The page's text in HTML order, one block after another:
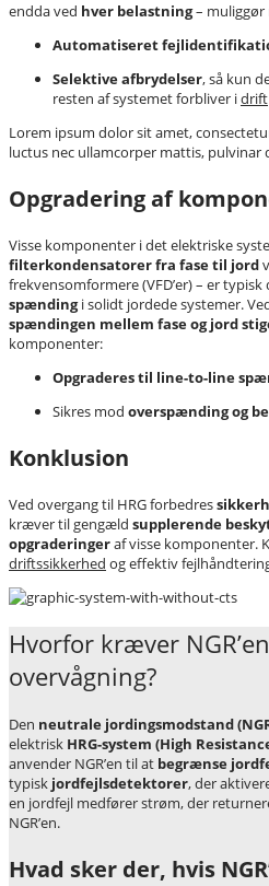
endda ved hver belastning– muliggør
Automatiseret
Selektive afbrydelser, så kun
resten af systemet forbliver idrift
Lorem ipsum dolor sit amet,
luctus nec ullamcorper mattis, pulvinar
Opgradering af
Visse komponenter i det elektriske
filterkondensatorer fra fase til jord
frekvensomformere (VFD’er) – er typisk
spændingi solidt jordede systemer.
spændingen mellem fase og jord
komponenter:
Opgraderes til line-to-line
Sikres mod overspænding og
Konklusion
Ved overgang til HRG forbedres
kræver til gengæld supplerende
opgraderingeraf visse komponenter.
driftssikkerhed og effektiv
Hvorfor kræver
overvågning?
Den neutrale jordingsmodstand
elektrisk HRG-system (High
anvender NGR’en til at begrænse
typisk jordfejlsdetektorer, der
en jordfejl medfører strøm, der
NGR’en.
Hvad sker der, hvis